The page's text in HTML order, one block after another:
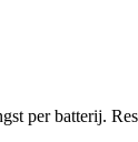
per batterij.